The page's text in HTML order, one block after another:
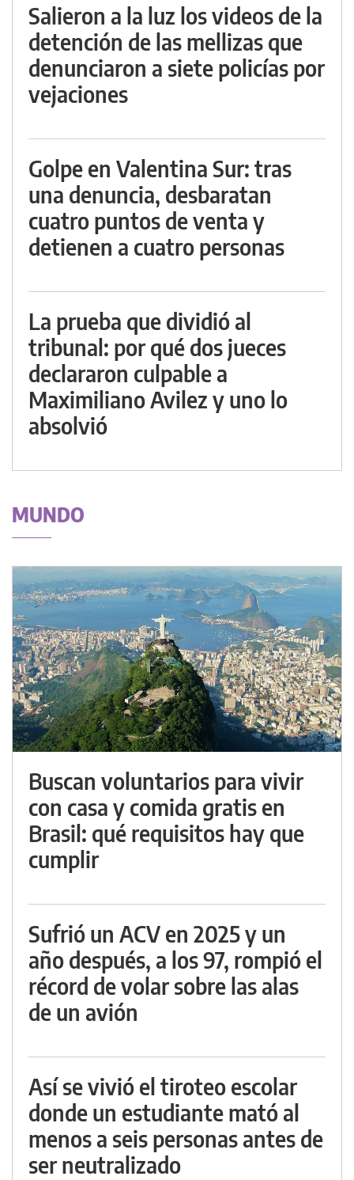
Salieron a la luz los videos de la
detención de las mellizas que
denunciaron a siete policías por
vejaciones
Golpe en Valentina Sur: tras
una denuncia, desbaratan
cuatro puntos de venta y
detienen a cuatro personas
La prueba que dividió al
tribunal: por qué dos jueces
declararon culpable a
Maximiliano Avilez y uno lo
absolvió
MUNDO
Buscan voluntarios para vivir
con casa y comida gratis en
Brasil: qué requisitos hay que
cumplir
Sufrió un ACV en 2025 y un
año después, a los 97, rompió el
récord de volar sobre las alas
de un avión
Así se vivió el tiroteo escolar
donde un estudiante mató al
menos a seis personas antes de
ser neutralizado